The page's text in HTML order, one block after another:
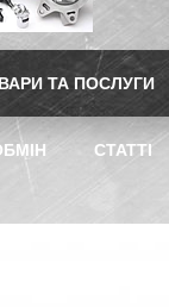
ТА ПОСЛУГИ
СТАТТІ